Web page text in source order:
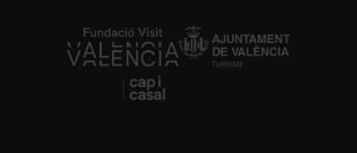
https://fundacion.visitvalencia.com/